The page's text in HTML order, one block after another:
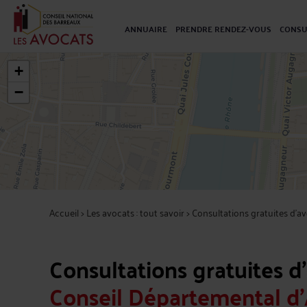
ANNUAIRE PRENDRE RENDEZ-VOUS
+
−
Accueil > Les avocats : tout savoir > Consultations gratuites
Consultations gratuites
Conseil Départemental